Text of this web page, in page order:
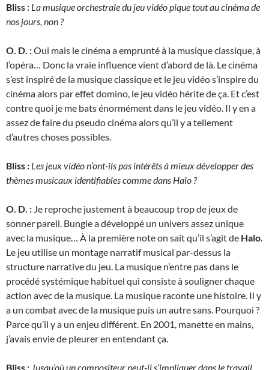
Bliss : La musique orchestrale du jeu vidéo pique tout au cinéma de
nos jours, non ?
O. D. :Oui mais le cinéma a emprunté à la musique classique, à
l’opéra… Donc la vraie influence vient d’abord de là. Le cinéma
s’est inspiré de la musique classique et le jeu vidéo s’inspire du
cinéma alors par effet domino, le jeu vidéo hérite de ça. Et c’est
contre quoi je me bats énormément dans le jeu vidéo. Il y en a
assez de faire du pseudo cinéma alors qu’il y a tellement
d’autres choses possibles.
Bliss : Les jeux vidéo n’ont-ils pas intérêts à mieux développer des
thèmes musicaux identifiables comme dans Halo ?
O. D. : Je reproche justement à beaucoup trop de jeux de
sonner pareil. Bungie a développé un univers assez unique
avec la musique… À la première note on sait qu’il s’agit de Halo
Le jeu utilise un montage narratif musical par-dessus la
structure narrative du jeu. La musique n’entre pas dans le
procédé systémique habituel qui consiste à souligner chaque
action avec de la musique. La musique raconte une histoire. Il y
a un combat avec de la musique puis un autre sans. Pourquoi ?
Parce qu’il y a un enjeu différent. En 2001, manette en mains,
j’avais envie de pleurer en entendant ça.
Bliss : Jusqu’où un compositeur peut-il s’impliquer dans le travail